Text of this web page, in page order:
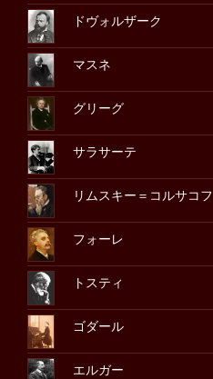
ドヴォルザーク
マスネ
グリーグ
サラサーテ
リムスキー＝コルサコフ
フォーレ
トスティ
ゴダール
エルガー